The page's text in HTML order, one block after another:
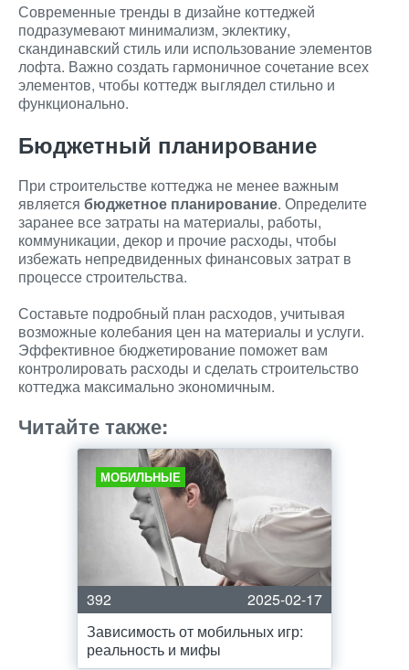
Современные тренды в дизайне коттеджей
подразумевают минимализм, эклектику,
скандинавский стиль или использование элементов
лофта. Важно создать гармоничное сочетание всех
элементов, чтобы коттедж выглядел стильно и
функционально.
Бюджетный планирование
При строительстве коттеджа не менее важным
является бюджетное планирование. Определите
заранее все затраты на материалы, работы,
коммуникации, декор и прочие расходы, чтобы
избежать непредвиденных финансовых затрат в
процессе строительства.
Составьте подробный план расходов, учитывая
возможные колебания цен на материалы и услуги.
Эффективное бюджетирование поможет вам
контролировать расходы и сделать строительство
коттеджа максимально экономичным.
Читайте также:
МОБИЛЬНЫЕ
392
2025-02-17
Зависимость от мобильных игр:
реальность и мифы